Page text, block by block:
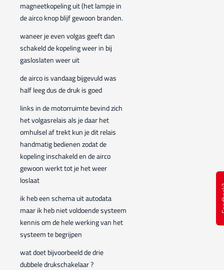
magneetkopeling uit (het lampje in
de airco knop blijf gewoon branden.
waneer je even volgas geeft dan
schakeld de kopeling weer in bij
gasloslaten weer uit
de airco is vandaag bijgevuld was
half leeg dus de druk is goed
links in de motorruimte bevind zich
het volgasrelais als je daar het
omhulsel af trekt kun je dit relais
handmatig bedienen zodat de
kopeling inschakeld en de airco
gewoon werkt tot je het weer
loslaat
ik heb een schema uit autodata
maar ik heb niet voldoende systeem
kennis om de hele werking van het
systeem te begrijpen
wat doet bijvoorbeeld de drie
dubbele drukschakelaar ?